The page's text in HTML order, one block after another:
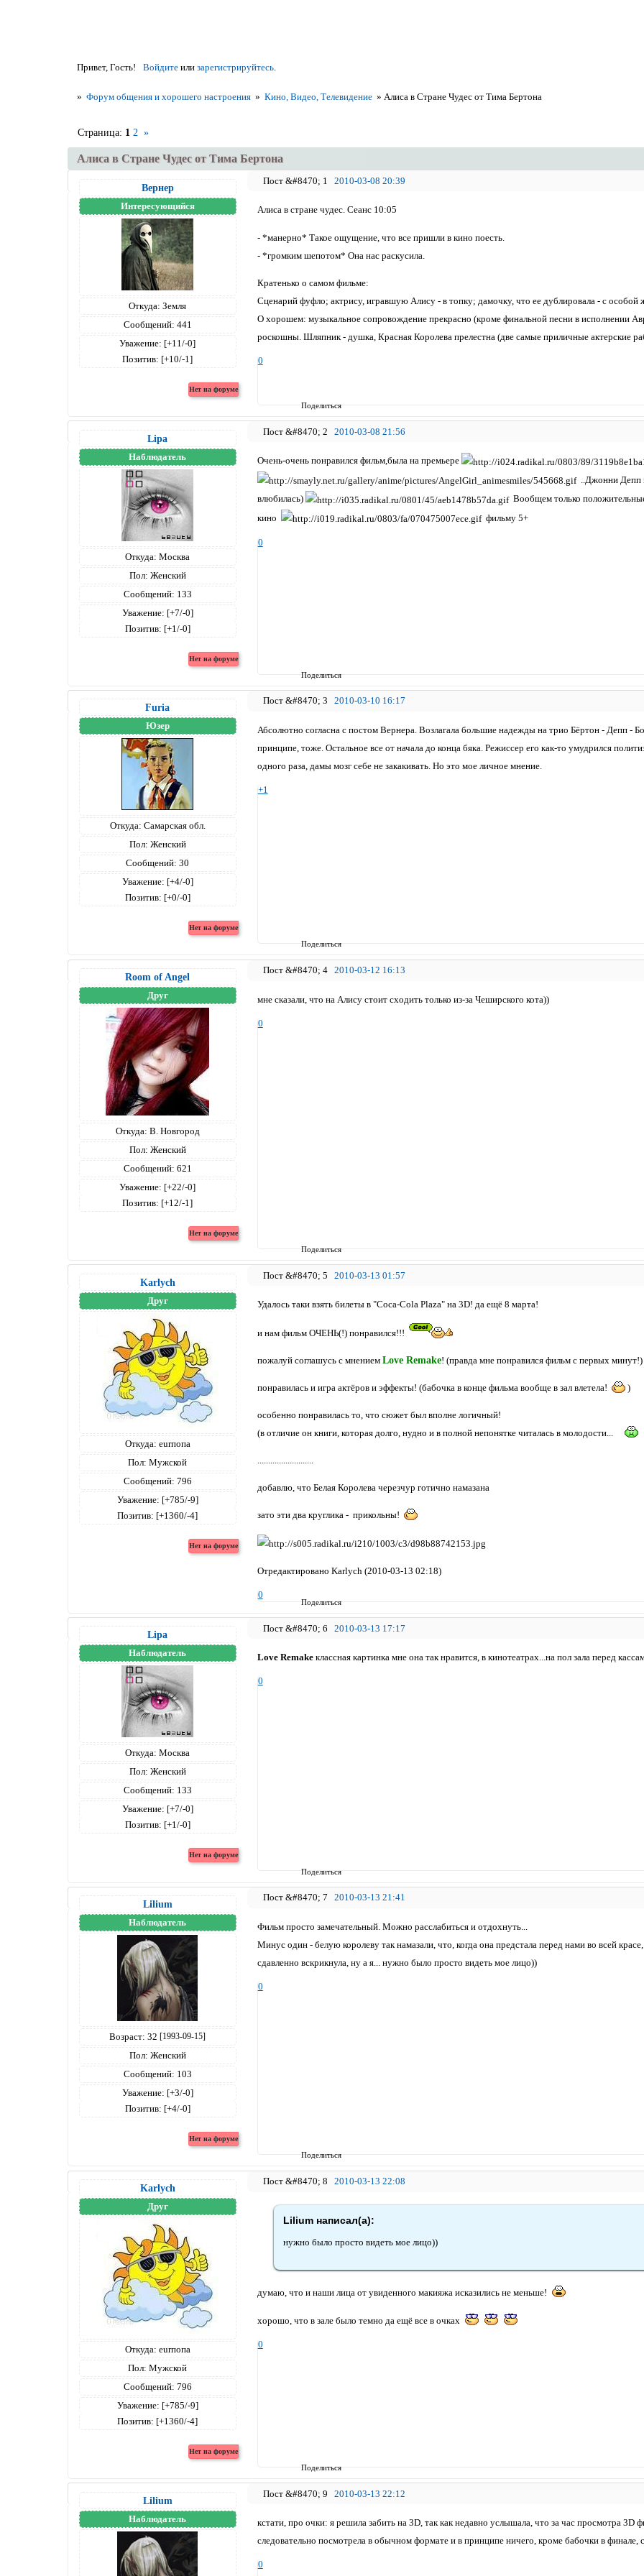
Привет, Гость! Войдитеили зарегистрируйтесь.
» Форум общения и хорошего настроения » Кино, Видео, Телевидение » Алиса в Стране Чудес от Тима Бертона
Алиса в Стране Чудес от Тима Бертона
Страница: 1 2 »
Поделиться
1 2010-03-08 20:39
Вернер
Интересующийся
Откуда: Земля
Сообщений: 441
Уважение: [+11/-0]
Позитив: [+10/-1]
Алиса в стране чудес. Сеанс 10:05
- *манерно* Такое ощущение, что все пришли в кино поесть.
- *громким шепотом* Она нас раскусила.
Кратенько о самом фильме:
Сценарий фуфло; актрису, игравшую Алису - в топку; дамочку, что ее дублировала - с
О хорошем: музыкальное сопровождение прекрасно (кроме финальной песни в исполнении
роскошны. Шляпник - душка, Красная Королева прелестна (две самые приличные актерские
0
Поделиться
2 2010-03-08 21:56
Lipa
Наблюдатель
Откуда: Москва
Пол: Женский
Сообщений: 133
Уважение: [+7/-0]
Позитив: [+1/-0]
Очень-очень понравился фильм,была на премьере
..Джонни Депп
влюбилась)
Вообщем только
кино
фильму 5+
0
Поделиться
3 2010-03-10 16:17
Furia
Юзер
Откуда: Самарская обл.
Пол: Женский
Сообщений: 30
Уважение: [+4/-0]
Позитив: [+0/-0]
Абсолютно согласна с постом Вернера. Возлагала большие надежды на трио Бёртон - Депп -
принципе, тоже. Остальное все от начала до конца бяка. Режиссер его как-то умудрился
одного раза, дамы мозг себе не закакивать. Но это мое личное мнение.
+1
Поделиться
4 2010-03-12 16:13
Room of Angel
Друг
Откуда: В. Новгород
Пол: Женский
Сообщений: 621
Уважение: [+22/-0]
Позитив: [+12/-1]
мне сказали, что на Алису стоит сходить только из-за Чеширского кота))
0
Поделиться
5 2010-03-13 01:57
Karlych
Друг
Откуда: eurпопа
Пол: Мужской
Сообщений: 796
Уважение: [+785/-9]
Позитив: [+1360/-4]
Удалось таки взять билеты в "Coca-Cola Plaza" на 3D! да ещё 8 марта!
и нам фильм ОЧЕНЬ(!) понравился!!!
пожалуй соглашусь с мнением Love Remake! (правда мне понравился фильм с первых минут!)
понравилась и игра актёров и эффекты! (бабочка в конце фильма вообще в зал влетела! )
особенно понравилась то, что сюжет был вполне логичный!
(в отличие он книги, которая долго, нудно и в полной непонятке читалась в молодости...
добавлю, что Белая Королева черезчур готично намазана
зато эти два круглика - прикольны!
Отредактировано Karlych (2010-03-13 02:18)
0
Поделиться
6 2010-03-13 17:17
Lipa
Наблюдатель
Откуда: Москва
Пол: Женский
Сообщений: 133
Уважение: [+7/-0]
Позитив: [+1/-0]
Love Remakeклассная картинка мне она так нравится, в кинотеатрах...на пол зала перед
0
Поделиться
7 2010-03-13 21:41
Lilium
Наблюдатель
Возраст: 32 [1993-09-15]
Пол: Женский
Сообщений: 103
Уважение: [+3/-0]
Позитив: [+4/-0]
Фильм просто замечательный. Можно расслабиться и отдохнуть...
Минус один - белую королеву так намазали, что, когда она предстала перед нами во всей
сдавленно вскрикнула, ну а я... нужно было просто видеть мое лицо))
0
Поделиться
8 2010-03-13 22:08
Karlych
Друг
Откуда: eurпопа
Пол: Мужской
Сообщений: 796
Уважение: [+785/-9]
Позитив: [+1360/-4]
Lilium написал(а):
нужно было просто видеть мое лицо))
думаю, что и наши лица от увиденного макияжа исказились не меньше!
хорошо, что в зале было темно да ещё все в очках
0
9 2010-03-13 22:12
Lilium
Наблюдатель
кстати, про очки: я решила забить на 3D, так как недавно услышала, что за час просмотра
следовательно посмотрела в обычном формате и в принципе ничего, кроме бабочки в
0